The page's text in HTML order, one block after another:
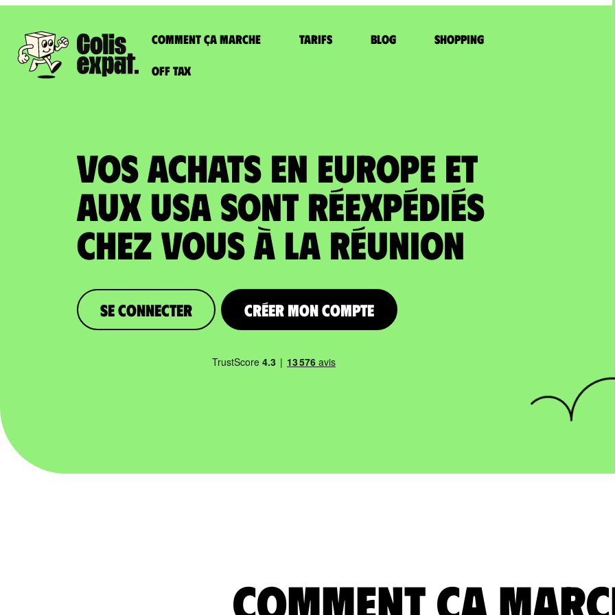
Comment ça marche Tarifs Blog Shopping
Off Tax
VOS ACHATS EN EUROPE ET
AUX USA SONT RÉEXPÉDIÉS
chez vous à la Réunion
Se connecter Créer mon compte
comment ça